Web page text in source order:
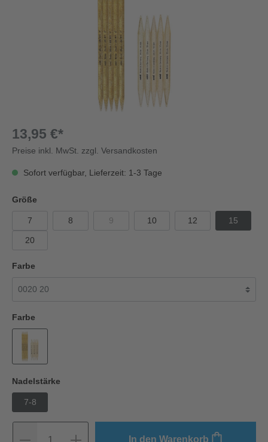
13,95 €*
Preise inkl. MwSt. zzgl. Versandkosten
Sofort verfügbar, Lieferzeit: 1-3 Tage
Größe
7 8 9 10 12 15
20
Farbe
Farbe
Nadelstärke
7-8
In den Warenkorb